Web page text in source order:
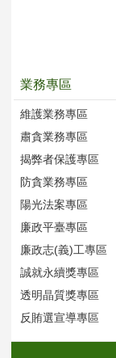
業務專區
維護業務專區
肅貪業務專區
揭弊者保護專區
防貪業務專區
陽光法案專區
廉政平臺專區
廉政志(義)工專區
誠就永續獎專區
透明晶質獎專區
反賄選宣導專區